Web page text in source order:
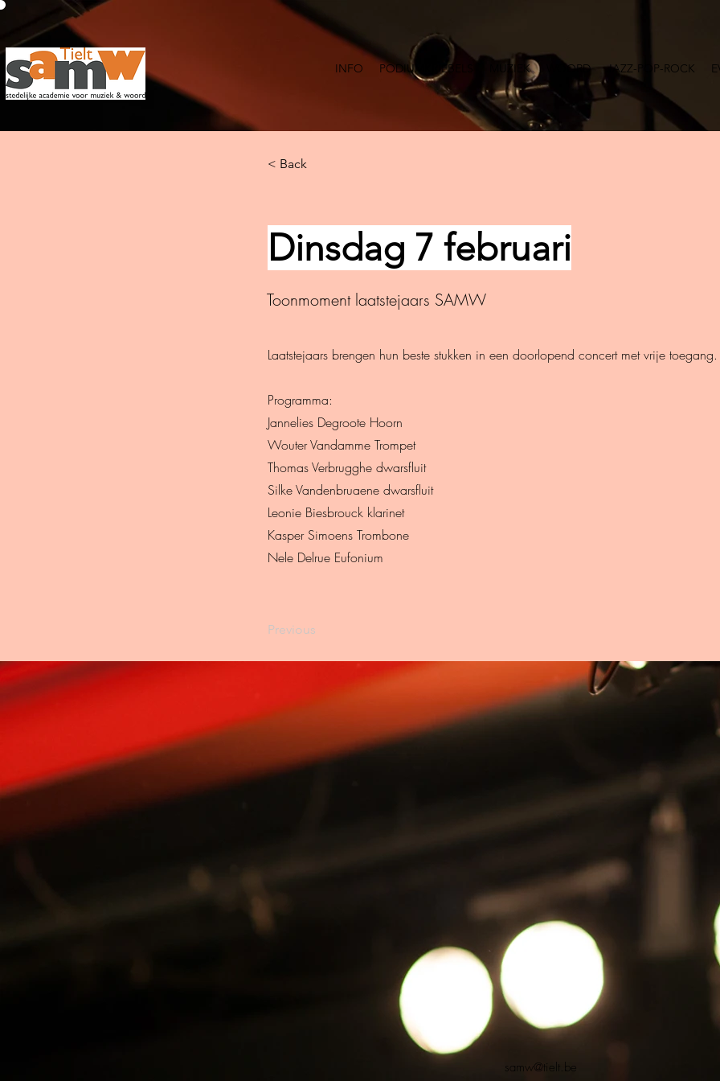
INFO PODIUMKRIEBELS MUZIEK WOORD JAZZ-POP-ROCK
< Back
Dinsdag 7 februari
Toonmoment laatstejaars SAMW
Laatstejaars brengen hun beste stukken in een doorlopend concert met vrije toegang.
Programma:
Jannelies Degroote Hoorn
Wouter Vandamme Trompet
Thomas Verbrugghe dwarsfluit
Silke Vandenbruaene dwarsfluit
Leonie Biesbrouck klarinet
Kasper Simoens Trombone
Nele Delrue Eufonium
Previous
samw@tielt.be